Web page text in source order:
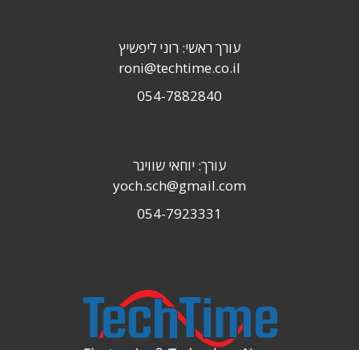
עורך ראשי: רוני ליפשיץ
roni@techtime.co.il
054-7882840
עורך: יוחאי שוויגר
yoch.sch@gmail.com
054-7923331